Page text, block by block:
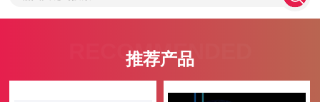
RECOMMENDED
推荐产品